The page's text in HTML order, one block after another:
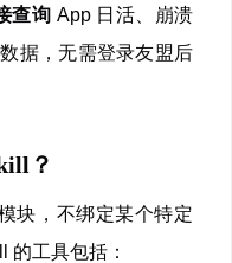
查询 App 日活、崩溃
据，无需登录友盟后
？
块，不绑定某个特定
的工具包括：